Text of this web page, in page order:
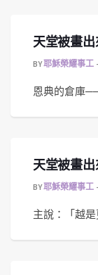
天堂被畫出
BY耶穌榮耀事工
恩典的倉庫
天堂被畫出
BY耶穌榮耀事工
主說：「越